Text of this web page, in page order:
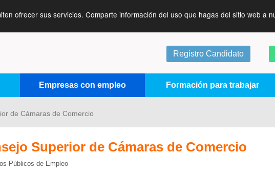
ofrecer sus servicios. Comparte información del uso que hagas del sitio web a
Registro Candidato
Empresas con empleo Formación para trabajar
de Cámaras de Comercio
Superior de Cámaras de Comercio
Públicos de Empleo